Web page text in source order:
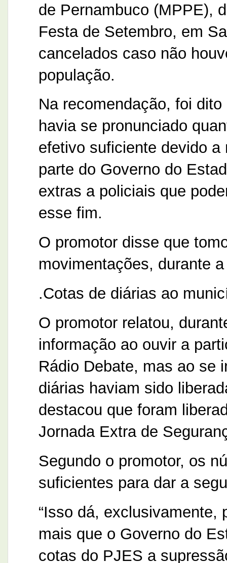
de Pernambuco (MPPE),
Festa de Setembro, em
cancelados caso não
população.
Na recomendação, foi
havia se pronunciado
efetivo suficiente devido
parte do Governo do
extras a policiais que
esse fim.
O promotor disse que
movimentações, durante
.Cotas de diárias ao
O promotor relatou,
informação ao ouvir a
Rádio Debate, mas ao se
diárias haviam sido
destacou que foram
Jornada Extra de
Segundo o promotor, os
suficientes para dar a
“Isso dá, exclusivamente,
mais que o Governo do
cotas do PJES a